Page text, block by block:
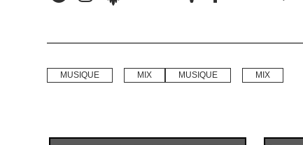
MUSIQUE MIX MUSIQUE MIX